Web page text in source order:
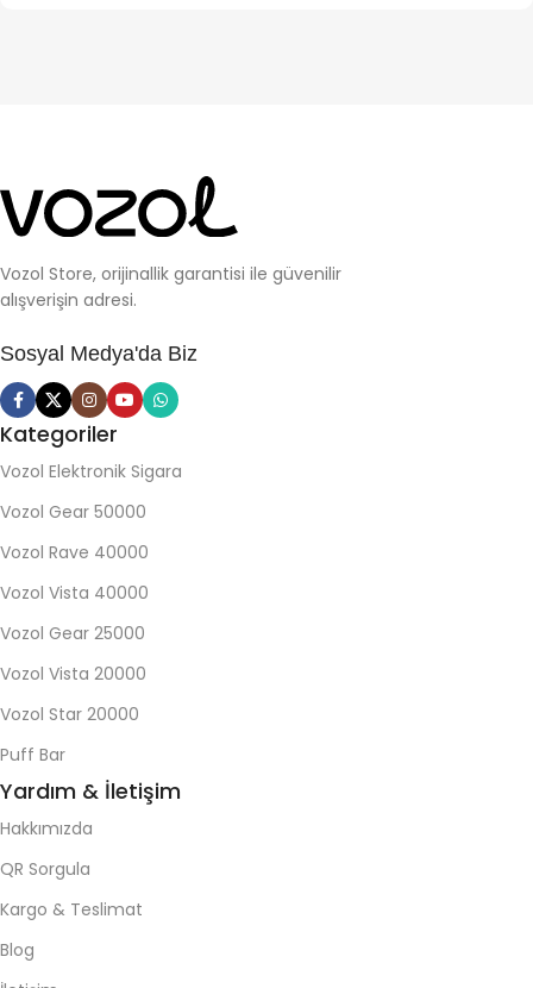
Vozol Store, orijinallik garantisi ile güvenilir
alışverişin adresi.
Sosyal Medya'da Biz
Kategoriler
Vozol Elektronik Sigara
Vozol Gear 50000
Vozol Rave 40000
Vozol Vista 40000
Vozol Gear 25000
Vozol Vista 20000
Vozol Star 20000
Puff Bar
Yardım & İletişim
Hakkımızda
QR Sorgula
Kargo & Teslimat
Blog